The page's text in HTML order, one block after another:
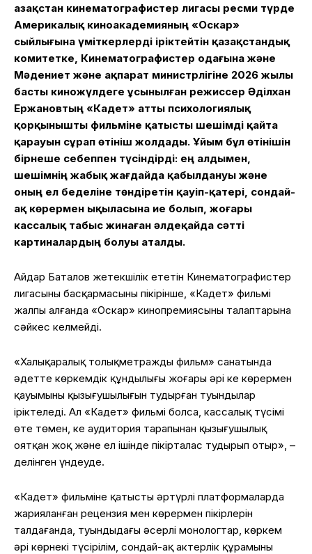
Қазақстан кинематографистер лигасы ресми түрде
Америкалық киноакадемияның «Оскар»
сыйлығына үміткерлерді іріктейтін қазақстандық
комитетке, Кинематографистер одағына және
Мәдениет және ақпарат министрлігіне 2026 жылы
басты киножүлдеге ұсынылған режиссер Әділхан
Ержановтың «Кадет» атты психологиялық
қорқынышты фильміне қатысты шешімді қайта
қарауын сұрап өтініш жолдады. Ұйым бұл өтінішін
бірнеше себеппен түсіндірді: ең алдымен,
шешімнің жабық жағдайда қабылдануы және
оның ел беделіне төндіретін қауіп-қатері, сондай-
ақ көрермен ықыласына ие болып, жоғары
кассалық табыс жинаған әлдеқайда сәтті
картиналардың болуы аталды.
Айдар Баталов жетекшілік ететін Кинематографистер
лигасының басқармасының пікірінше, «Кадет» фильмі
жалпы алғанда «Оскар» кинопремиясының талаптарына
сәйкес келмейді.
«Халықаралық толықметражды фильм» санатында
әдетте көркемдік құндылығы жоғары әрі кең көрермен
қауымының қызығушылығын тудырған туындылар
іріктеледі. Ал «Кадет» фильмі болса, кассалық түсімі
өте төмен, кең аудитория тарапынан қызығушылық
оятқан жоқ және ел ішінде пікірталас тудырып отыр», –
делінген үндеуде.
«Кадет» фильміне қатысты әртүрлі платформаларда
жарияланған рецензия мен көрермен пікірлерін
талдағанда, туындыдағы әсерлі монологтар, көркем
әрі көрнекі түсірілім, сондай-ақ актерлік құрамының